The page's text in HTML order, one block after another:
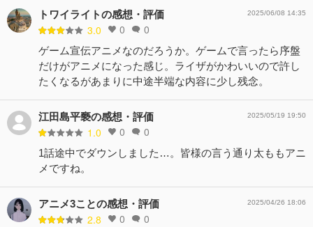
トワイライトの感想・評価
3.0 0 0
2025/06/08 14:35
ゲーム宣伝アニメなのだろうか。ゲームで言ったら序盤
だけがアニメになった感じ。ライザがかわいいので許し
たくなるがあまりに中途半端な内容に少し残念。
江田島平褻の感想・評価
1.0 0 0
2025/05/19 19:50
1話途中でダウンしました…。皆様の言う通り太ももアニ
メですね。
アニメ3ことの感想・評価
2.8 0 0
2025/04/26 18:06